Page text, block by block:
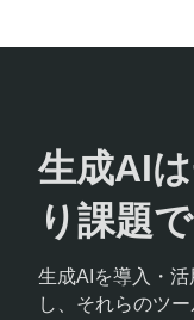
生成AI
り課題
生成AIを導入・
し、それらのツ